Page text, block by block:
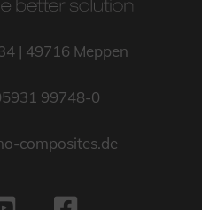
| 49716 Meppen
99748-0
composites.de